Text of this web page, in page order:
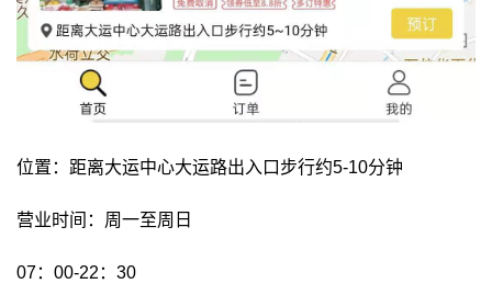
位置：距离大运中心大运路出入口步行约5-10分钟
营业时间：周一至周日
07：00-22：30